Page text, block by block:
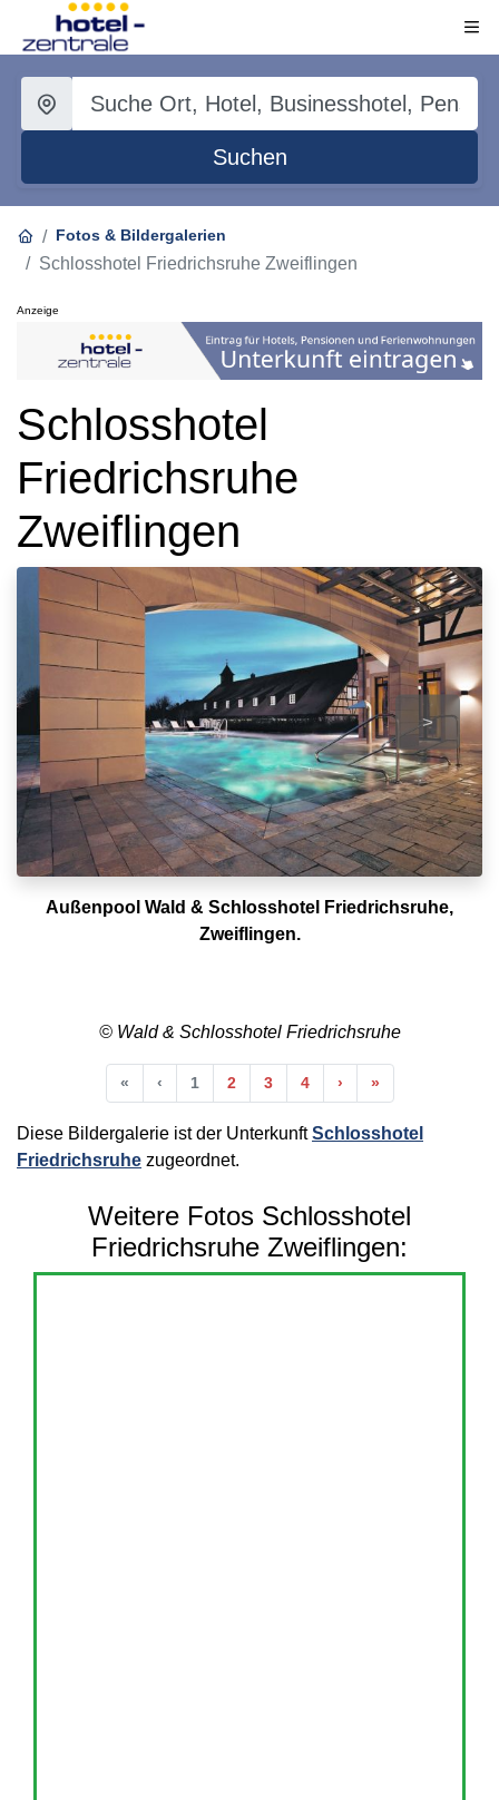
Suchen
Fotos & Bildergalerien
Schlosshotel Friedrichsruhe Zweiflingen
Anzeige
Schlosshotel
Friedrichsruhe
Zweiflingen
>
Außenpool Wald & Schlosshotel Friedrichsruhe,
Zweiflingen.
© Wald & Schlosshotel Friedrichsruhe
«Anfang
‹Vorherige
1 2 3 4 ›Nächste
»Ende
Diese Bildergalerie ist der UnterkunftSchlosshotel
Friedrichsruhe zugeordnet.
Weitere Fotos Schlosshotel
Friedrichsruhe Zweiflingen: